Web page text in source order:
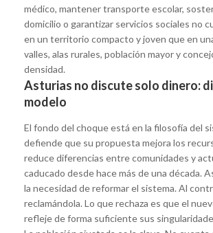
médico, mantener transporte escolar,
domicilio o garantizar servicios sociales no
en un territorio compacto y joven que en
valles, alas rurales, población mayor y
densidad.
Asturias no discute solo dinero:
modelo
El fondo del choque está en la filosofía del
defiende que su propuesta mejora los
reduce diferencias entre comunidades y
caducado desde hace más de una década.
la necesidad de reformar el sistema. Al
reclamándola. Lo que rechaza es que el
refleje de forma suficiente sus